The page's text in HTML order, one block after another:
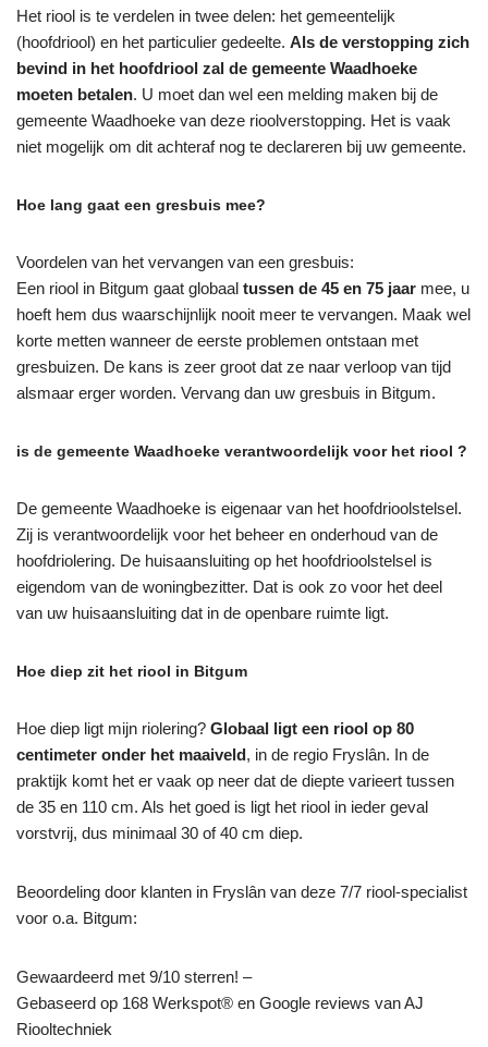
Het riool is te verdelen in twee delen: het gemeentelijk
(hoofdriool) en het particulier gedeelte. Als de verstopping zich
bevind in het hoofdriool zal de gemeente Waadhoeke
moeten betalen. U moet dan wel een melding maken bij de
gemeente Waadhoeke van deze rioolverstopping. Het is vaak
niet mogelijk om dit achteraf nog te declareren bij uw gemeente.
Hoe lang gaat een gresbuis mee?
Voordelen van het vervangen van een gresbuis:
Een riool in Bitgum gaat globaal tussen de 45 en 75 jaar mee, u
hoeft hem dus waarschijnlijk nooit meer te vervangen. Maak wel
korte metten wanneer de eerste problemen ontstaan met
gresbuizen. De kans is zeer groot dat ze naar verloop van tijd
alsmaar erger worden. Vervang dan uw gresbuis in Bitgum.
is de gemeente Waadhoeke verantwoordelijk voor het riool ?
De gemeente Waadhoeke is eigenaar van het hoofdrioolstelsel.
Zij is verantwoordelijk voor het beheer en onderhoud van de
hoofdriolering. De huisaansluiting op het hoofdrioolstelsel is
eigendom van de woningbezitter. Dat is ook zo voor het deel
van uw huisaansluiting dat in de openbare ruimte ligt.
Hoe diep zit het riool in Bitgum
Hoe diep ligt mijn riolering? Globaal ligt een riool op 80
centimeter onder het maaiveld, in de regio Fryslân. In de
praktijk komt het er vaak op neer dat de diepte varieert tussen
de 35 en 110 cm. Als het goed is ligt het riool in ieder geval
vorstvrij, dus minimaal 30 of 40 cm diep.
Beoordeling door klanten in Fryslân van deze 7/7 riool-specialist
voor o.a. Bitgum:
Gewaardeerd met 9/10 sterren! –
Gebaseerd op 168 Werkspot® en Google reviews van AJ
Riooltechniek